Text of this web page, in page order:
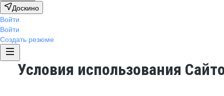
Доскино
Войти
Войти
Создать резюме
Условия использования